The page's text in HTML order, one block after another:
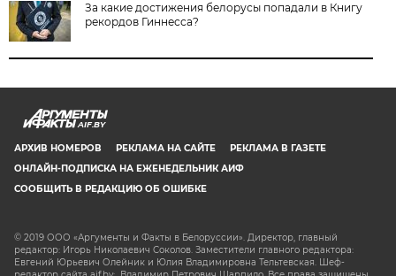
За какие достижения белорусы попадали в Книгу
рекордов Гиннесса?
AIF.BY
АРХИВ НОМЕРОВ РЕКЛАМА НА САЙТЕ
РЕКЛАМА В ГАЗЕТЕ
ОНЛАЙН-ПОДПИСКА НА ЕЖЕНЕДЕЛЬНИК АИФ
СООБЩИТЬ В РЕДАКЦИЮ ОБ ОШИБКЕ
© 2019 ООО «Аргументы и Факты в Белоруссии». Директор, главный
редактор: Игорь Николаевич Соколов. Заместители главного редактора:
Евгений Юрьевич Олейник и Юлия Владимировна Тельтевская. Шеф-